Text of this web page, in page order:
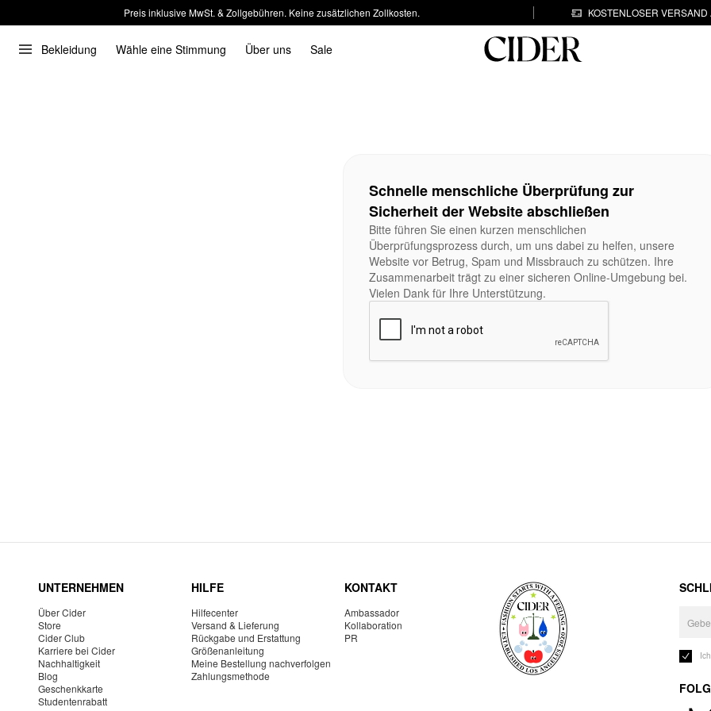
Preis inklusive MwSt. & Zollgebühren. Keine zusätzlichen Zollkosten. KOSTENLOSER
Bekleidung Wähle eine Stimmung Über uns Sale
Schnelle menschliche Überprüfung zur
Sicherheit der Website abschließen
Bitte führen Sie einen kurzen menschlichen
Überprüfungsprozess durch, um uns dabei zu helfen, unsere
Website vor Betrug, Spam und Missbrauch zu schützen. Ihre
Zusammenarbeit trägt zu einer sicheren Online-Umgebung bei.
Vielen Dank für Ihre Unterstützung.
UNTERNEHMEN
Über Cider
Store
Cider Club
Karriere bei Cider
Nachhaltigkeit
Blog
Geschenkkarte
Studentenrabatt
HILFE
Hilfecenter
Versand & Lieferung
Rückgabe und Erstattung
Größenanleitung
Meine Bestellung nachverfolgen
Zahlungsmethode
KONTAKT
Ambassador
Kollaboration
PR